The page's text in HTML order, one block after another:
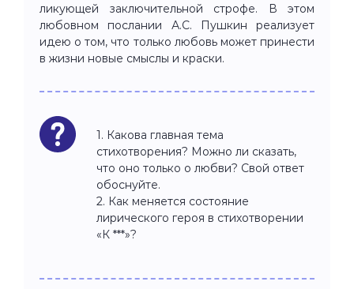
ликующей заключительной строфе. В этом
любовном послании А.С. Пушкин реализует
идею о том, что только любовь может принести
в жизни новые смыслы и краски.
1. Какова главная тема
стихотворения? Можно ли сказать,
что оно только о любви? Свой ответ
обоснуйте.
2. Как меняется состояние
лирического героя в стихотворении
«К ***»?